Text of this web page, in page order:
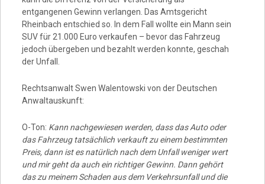
entgangenen Gewinn verlangen. Das Amtsgericht
Rheinbach entschied so. In dem Fall wollte ein Mann sein
SUV für 21.000 Euro verkaufen – bevor das Fahrzeug
jedoch übergeben und bezahlt werden konnte, geschah
der Unfall.
Rechtsanwalt Swen Walentowski von der Deutschen
Anwaltauskunft:
O-Ton: Kann nachgewiesen werden, dass das Auto oder
das Fahrzeug tatsächlich verkauft zu einem bestimmten
Preis, dann ist es natürlich nach dem Unfall weniger wert
und mir geht da auch ein richtiger Gewinn. Dann gehört
das zu meinem Schaden aus dem Verkehrsunfall und die